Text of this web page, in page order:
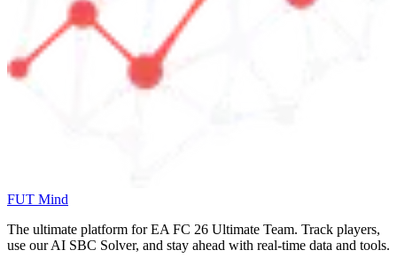
FUT Mind
The ultimate platform for EA FC 26 Ultimate Team. Track players,
use our AI SBC Solver, and stay ahead with real-time data and tools.